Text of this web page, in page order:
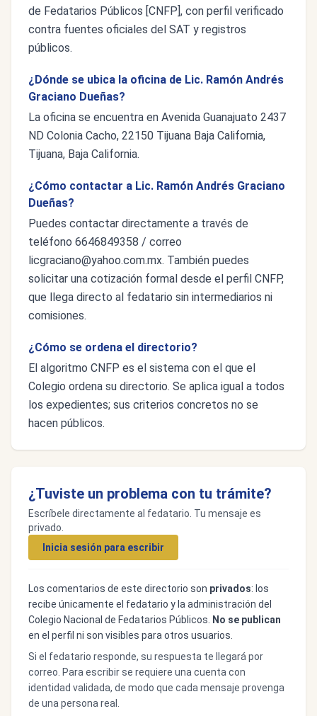
de Fedatarios Públicos [CNFP], con perfil verificado
contra fuentes oficiales del SAT y registros
públicos.
¿Dónde se ubica la oficina de Lic. Ramón Andrés
Graciano Dueñas?
La oficina se encuentra en Avenida Guanajuato 2437
ND Colonia Cacho, 22150 Tijuana Baja California,
Tijuana, Baja California.
¿Cómo contactar a Lic. Ramón Andrés Graciano
Dueñas?
Puedes contactar directamente a través de
teléfono 6646849358 / correo
licgraciano@yahoo.com.mx. También puedes
solicitar una cotización formal desde el perfil CNFP,
que llega directo al fedatario sin intermediarios ni
comisiones.
¿Cómo se ordena el directorio?
El algoritmo CNFP es el sistema con el que el
Colegio ordena su directorio. Se aplica igual a todos
los expedientes; sus criterios concretos no se
hacen públicos.
¿Tuviste un problema con tu trámite?
Escríbele directamente al fedatario. Tu mensaje es
privado.
Inicia sesión para escribir
Los comentarios de este directorio son privados: los
recibe únicamente el fedatario y la administración del
Colegio Nacional de Fedatarios Públicos.
No se publican
en el perfil ni son visibles para otros usuarios.
Si el fedatario responde, su respuesta te llegará por
correo. Para escribir se requiere una cuenta con
identidad validada, de modo que cada mensaje provenga
de una persona real.